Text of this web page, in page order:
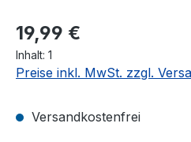
Regulärer Preis:
19,99 €
Inhalt: 1
Preise inkl. MwSt. zzgl.
Versandkostenfrei